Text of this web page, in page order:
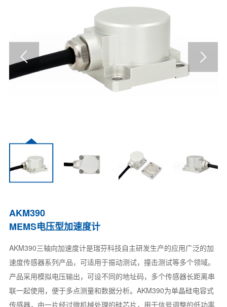
AKM390
MEMS电压型加速度计
AKM390三轴向加速度计是瑞芬科技自主研发生产的应用广泛的加
速度传感器系列产品，可适用于振动测试，撞击测试等多个领域。
产品采用模拟电压输出，可设不同的地址码，多个传感器长距离串
联一起使用，便于多点测量和数据分析。AKM390为单晶硅电容式
传感器，由一片经过微机械处理的硅芯片，用于信号调整的低功率